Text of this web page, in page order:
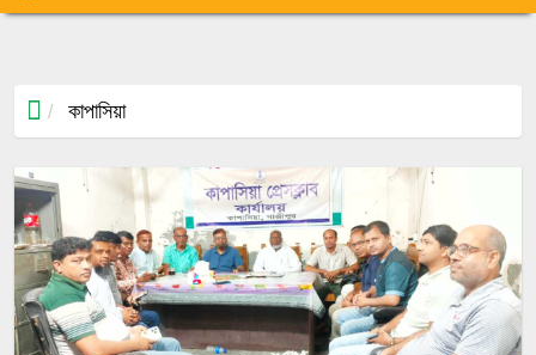
কাপাসিয়া